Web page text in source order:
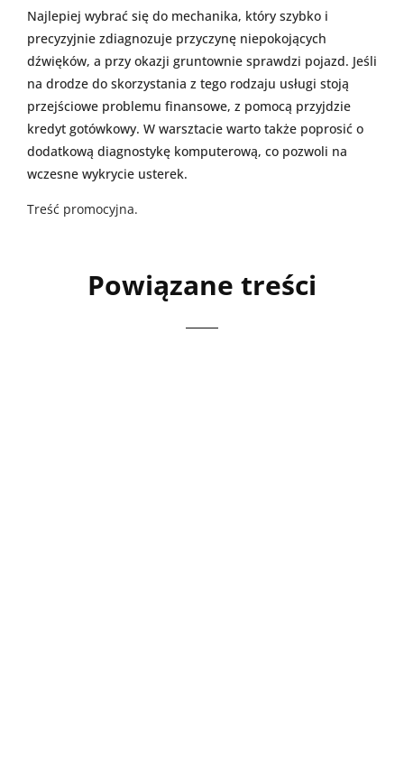
Najlepiej wybrać się do mechanika, który szybko i
precyzyjnie zdiagnozuje przyczynę niepokojących
dźwięków, a przy okazji gruntownie sprawdzi pojazd. Jeśli
na drodze do skorzystania z tego rodzaju usługi stoją
przejściowe problemu finansowe, z pomocą przyjdzie
kredyt gotówkowy. W warsztacie warto także poprosić o
dodatkową diagnostykę komputerową, co pozwoli na
wczesne wykrycie usterek.
Treść promocyjna.
Powiązane treści